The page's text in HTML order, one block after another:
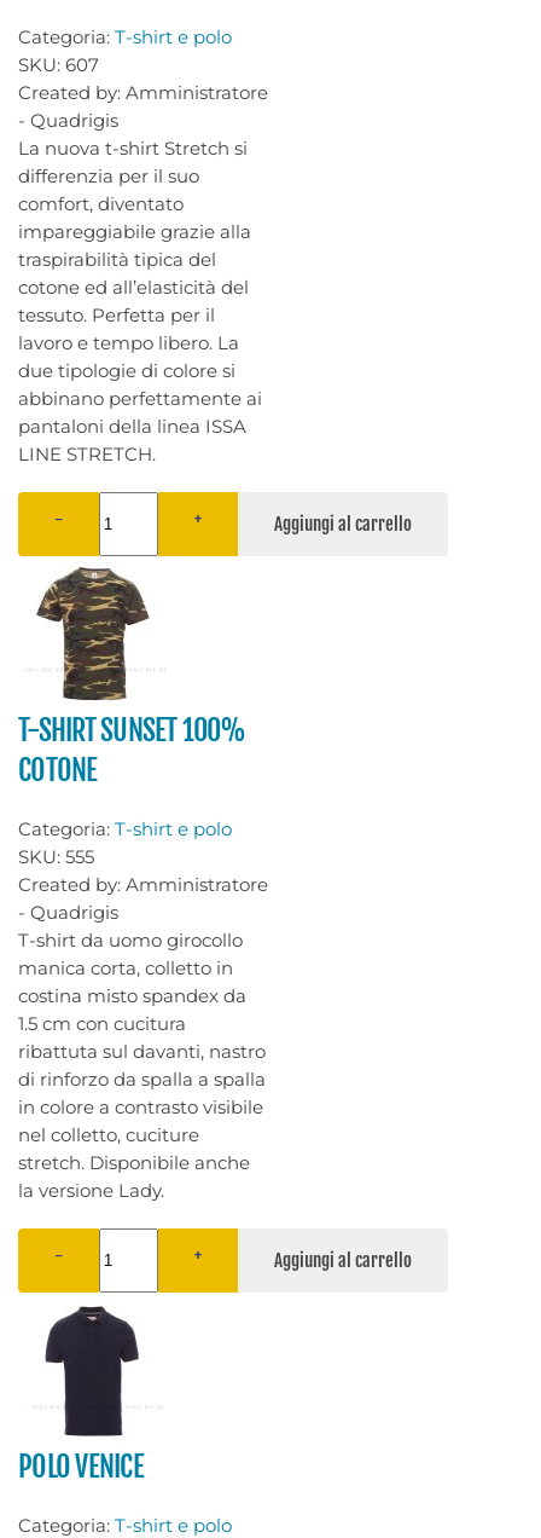
Categoria: T-shirt e polo
SKU: 607
Created by: Amministratore
- Quadrigis
La nuova t-shirt Stretch si
differenzia per il suo
comfort, diventato
impareggiabile grazie alla
traspirabilità tipica del
cotone ed all’elasticità del
tessuto. Perfetta per il
lavoro e tempo libero. La
due tipologie di colore si
abbinano perfettamente ai
pantaloni della linea ISSA
LINE STRETCH.
− +
T-SHIRT SUNSET 100%
COTONE
Categoria: T-shirt e polo
SKU: 555
Created by: Amministratore
- Quadrigis
T-shirt da uomo girocollo
manica corta, colletto in
costina misto spandex da
1.5 cm con cucitura
ribattuta sul davanti, nastro
di rinforzo da spalla a spalla
in colore a contrasto visibile
nel colletto, cuciture
stretch. Disponibile anche
la versione Lady.
− +
POLO VENICE
Categoria: T-shirt e polo